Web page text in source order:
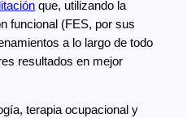
que, utilizando la
funcional (FES, por sus
a lo largo de todo
resultados en mejor
terapia ocupacional y